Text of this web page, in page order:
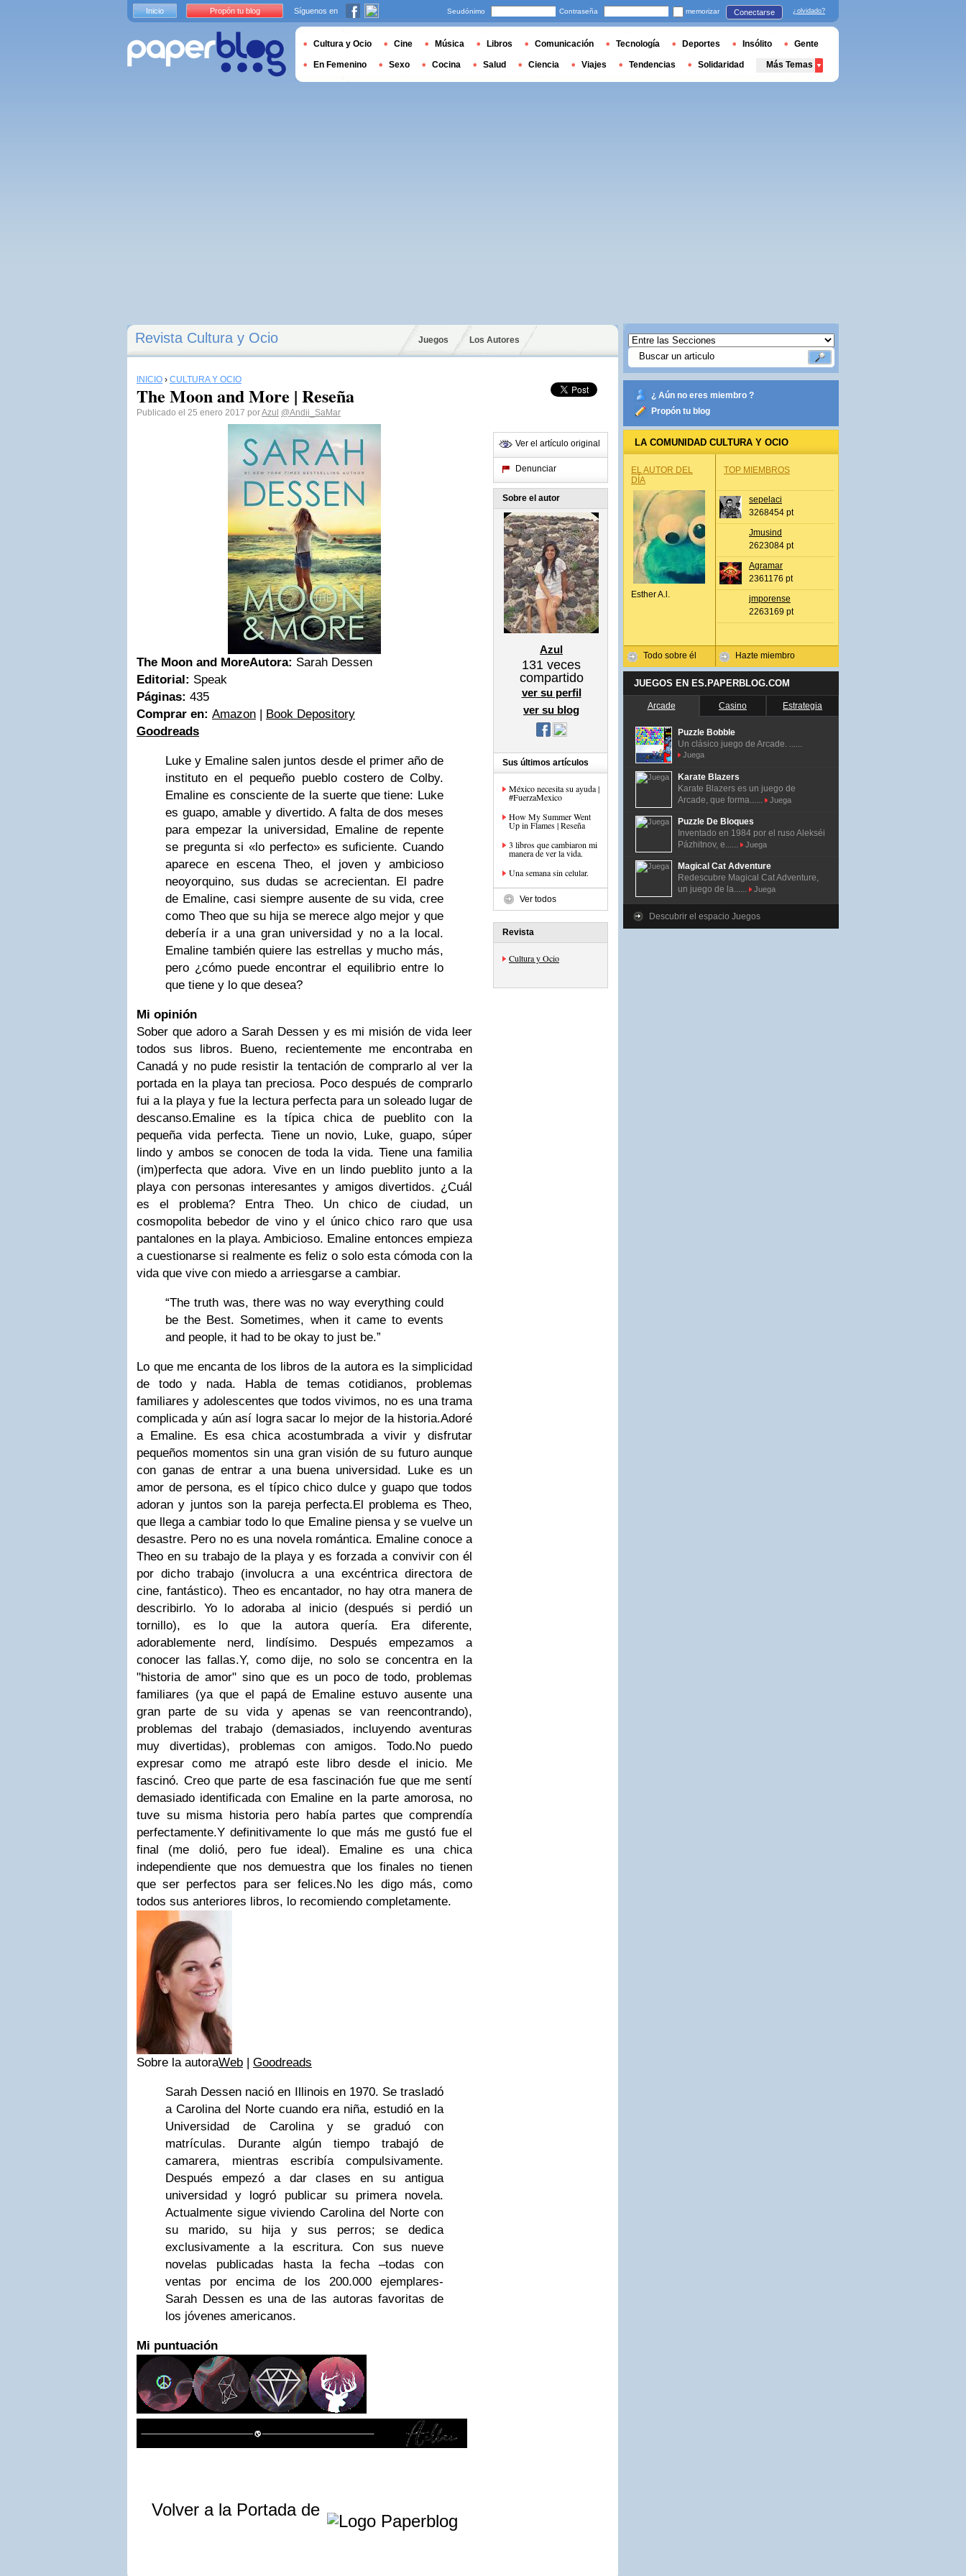
Revista Cultura y Ocio Juegos Los Autores
INICIO › CULTURA Y OCIO
The Moon and More | Reseña
Publicado el 25 enero 2017 porAzul @Andii_SaMar
The Moon and MoreAutora: Sarah Dessen
Editorial: Speak
Páginas: 435
Comprar en: Amazon | Book Depository
Goodreads
Luke y Emaline salen juntos desde el primer año de
instituto en el pequeño pueblo costero de Colby.
Emaline es consciente de la suerte que tiene: Luke
es guapo, amable y divertido. A falta de dos meses
para empezar la universidad, Emaline de repente
se pregunta si «lo perfecto» es suficiente. Cuando
aparece en escena Theo, el joven y ambicioso
neoyorquino, sus dudas se acrecientan. El padre
de Emaline, casi siempre ausente de su vida, cree
como Theo que su hija se merece algo mejor y que
debería ir a una gran universidad y no a la local.
Emaline también quiere las estrellas y mucho más,
pero ¿cómo puede encontrar el equilibrio entre lo
que tiene y lo que desea?
Mi opinión
Sober que adoro a Sarah Dessen y es mi misión de vida leer
todos sus libros. Bueno, recientemente me encontraba en
Canadá y no pude resistir la tentación de comprarlo al ver la
portada en la playa tan preciosa. Poco después de comprarlo
fui a la playa y fue la lectura perfecta para un soleado lugar de
descanso.Emaline es la típica chica de pueblito con la
pequeña vida perfecta. Tiene un novio, Luke, guapo, súper
lindo y ambos se conocen de toda la vida. Tiene una familia
(im)perfecta que adora. Vive en un lindo pueblito junto a la
playa con personas interesantes y amigos divertidos. ¿Cuál
es el problema? Entra Theo. Un chico de ciudad, un
cosmopolita bebedor de vino y el único chico raro que usa
pantalones en la playa. Ambicioso. Emaline entonces empieza
a cuestionarse si realmente es feliz o solo esta cómoda con la
vida que vive con miedo a arriesgarse a cambiar.
“The truth was, there was no way everything could
be the Best. Sometimes, when it came to events
and people, it had to be okay to just be.”
Lo que me encanta de los libros de la autora es la simplicidad
de todo y nada. Habla de temas cotidianos, problemas
familiares y adolescentes que todos vivimos, no es una trama
complicada y aún así logra sacar lo mejor de la historia.Adoré
a Emaline. Es esa chica acostumbrada a vivir y disfrutar
pequeños momentos sin una gran visión de su futuro aunque
con ganas de entrar a una buena universidad. Luke es un
amor de persona, es el típico chico dulce y guapo que todos
adoran y juntos son la pareja perfecta.El problema es Theo,
que llega a cambiar todo lo que Emaline piensa y se vuelve un
desastre. Pero no es una novela romántica. Emaline conoce a
Theo en su trabajo de la playa y es forzada a convivir con él
por dicho trabajo (involucra a una excéntrica directora de
cine, fantástico). Theo es encantador, no hay otra manera de
describirlo. Yo lo adoraba al inicio (después si perdió un
tornillo), es lo que la autora quería. Era diferente,
adorablemente nerd, lindísimo. Después empezamos a
conocer las fallas.Y, como dije, no solo se concentra en la
"historia de amor" sino que es un poco de todo, problemas
familiares (ya que el papá de Emaline estuvo ausente una
gran parte de su vida y apenas se van reencontrando),
problemas del trabajo (demasiados, incluyendo aventuras
muy divertidas), problemas con amigos. Todo.No puedo
expresar como me atrapó este libro desde el inicio. Me
fascinó. Creo que parte de esa fascinación fue que me sentí
demasiado identificada con Emaline en la parte amorosa, no
tuve su misma historia pero había partes que comprendía
perfectamente.Y definitivamente lo que más me gustó fue el
final (me dolió, pero fue ideal). Emaline es una chica
independiente que nos demuestra que los finales no tienen
que ser perfectos para ser felices.No les digo más, como
todos sus anteriores libros, lo recomiendo completamente.
Sobre la autoraWeb | Goodreads
Sarah Dessen nació en Illinois en 1970. Se trasladó
a Carolina del Norte cuando era niña, estudió en la
Universidad de Carolina y se graduó con
matrículas. Durante algún tiempo trabajó de
camarera, mientras escribía compulsivamente.
Después empezó a dar clases en su antigua
universidad y logró publicar su primera novela.
Actualmente sigue viviendo Carolina del Norte con
su marido, su hija y sus perros; se dedica
exclusivamente a la escritura. Con sus nueve
novelas publicadas hasta la fecha –todas con
ventas por encima de los 200.000 ejemplares-
Sarah Dessen es una de las autoras favoritas de
los jóvenes americanos.
Mi puntuación
Volver a la Portada de
Ver el artículo original
Denunciar
Sobre el autor
Azul
131 veces
compartido
ver su perfil
ver su blog
Sus últimos artículos
México necesita su ayuda |
#FuerzaMexico
How My Summer Went
Up in Flames | Reseña
3 libros que cambiaron mi
manera de ver la vida.
Una semana sin celular.
Ver todos
Revista
Cultura y Ocio
¿ Aún no eres miembro ?
Propón tu blog
LA COMUNIDAD CULTURA Y OCIO
EL AUTOR DEL
DÍA
Esther A.l.
Todo sobre él
TOP MIEMBROS
sepelaci
3268454 pt
Jmusind
2623084 pt
Agramar
2361176 pt
jmporense
2263169 pt
Hazte miembro
JUEGOS EN ES.PAPERBLOG.COM
Arcade Casino Estrategia
Puzzle Bobble
Un clásico juego de Arcade. ......
Juega
Karate Blazers
Karate Blazers es un juego de
Arcade, que forma......
Juega
Puzzle De Bloques
Inventado en 1984 por el ruso Alekséi
Pázhitnov, e......
Juega
Magical Cat Adventure
Redescubre Magical Cat Adventure,
un juego de la......
Juega
Descubrir el espacio Juegos
Inicio Propón tu blog Síguenos en Seudónimo Contraseña memorizar Conectarse ¿olvidado?
Cultura y Ocio Cine Música Libros Comunicación Tecnología Deportes Insólito Gente
En Femenino Sexo Cocina Salud Ciencia Viajes Tendencias Solidaridad Más Temas